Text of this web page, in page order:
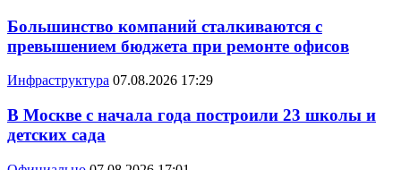
Большинство компаний сталкиваются с
превышением бюджета при ремонте офисов
Инфраструктура 07.08.2026 17:29
В Москве с начала года построили 23 школы и
детских сада